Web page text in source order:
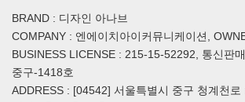
BRAND : 디자인 아나브
COMPANY : 엔에이치아이커뮤니케이션,
BUSINESS LICENSE : 215-15-52292, 통신판
중구-1418호
ADDRESS : [04542] 서울특별시 중구 청계천로